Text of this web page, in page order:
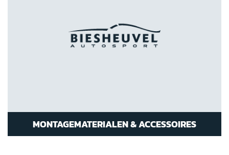
MONTAGEMATERIALEN & ACCESSOIRES